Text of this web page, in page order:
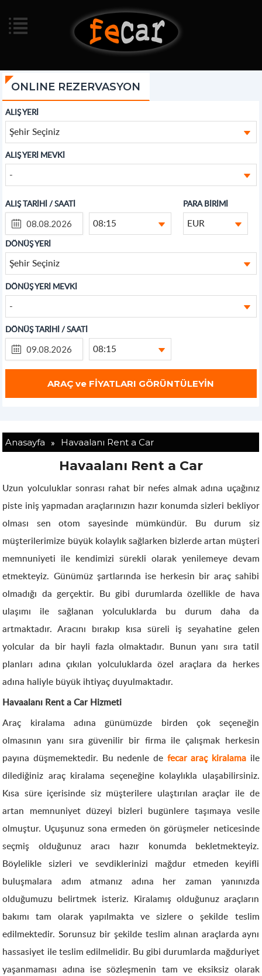
ONLINE REZERVASYON
ALIŞ YERİ
Şehir Seçiniz
ALIŞ YERİ MEVKİ
-
ALIŞ TARİHİ / SAATİ
08:15
PARA BİRİMİ
EUR
DÖNÜŞ YERİ
Şehir Seçiniz
DÖNÜŞ YERİ MEVKİ
-
DÖNÜŞ TARİHİ / SAATİ
08:15
Anasayfa » Havaalanı Rent a Car
Havaalanı Rent a Car
Uzun yolculuklar sonrası rahat bir nefes almak adına uçağınız
piste iniş yapmadan araçlarınızın hazır konumda sizleri bekliyor
olması sen otom sayesinde mümkündür. Bu durum siz
müşterilerimize büyük kolaylık sağlarken bizlerde artan müşteri
memnuniyeti ile kendimizi sürekli olarak yenilemeye devam
etmekteyiz. Günümüz şartlarında ise herkesin bir araç sahibi
olmadığı da gerçektir. Bu gibi durumlarda özellikle de hava
ulaşımı ile sağlanan yolculuklarda bu durum daha da
artmaktadır. Aracını bırakıp kısa süreli iş seyahatine gelen
yolcular da bir hayli fazla olmaktadır. Bunun yanı sıra tatil
planları adına çıkılan yolculuklarda özel araçlara da herkes
adına haliyle büyük ihtiyaç duyulmaktadır.
Havaalanı Rent a Car Hizmeti
Araç kiralama adına günümüzde birden çok seçeneğin
olmasının yanı sıra güvenilir bir firma ile çalışmak herkesin
payına düşmemektedir. Bu nedenle de fecar araç kiralama ile
dilediğiniz araç kiralama seçeneğine kolaylıkla ulaşabilirsiniz.
Kısa süre içerisinde siz müşterilere ulaştırılan araçlar ile de
artan memnuniyet düzeyi bizleri bugünlere taşımaya vesile
olmuştur. Uçuşunuz sona ermeden ön görüşmeler neticesinde
seçmiş olduğunuz aracı hazır konumda bekletmekteyiz.
Böylelikle sizleri ve sevdiklerinizi mağdur etmeden keyifli
buluşmalara adım atmanız adına her zaman yanınızda
olduğumuzu belirtmek isteriz. Kiralamış olduğunuz araçların
bakımı tam olarak yapılmakta ve sizlere o şekilde teslim
edilmektedir. Sorunsuz bir şekilde teslim alınan araçlarda aynı
hassasiyet ile teslim edilmelidir. Bu gibi durumlarda mağduriyet
yaşanmaması adına ise sözleşmenin tam ve eksiksiz olarak